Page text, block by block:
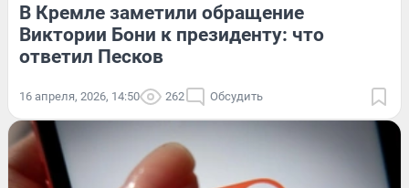
В Кремле заметили обращение
Виктории Бони к президенту: что
ответил Песков
16 апреля, 2026, 14:50 262 Обсудить